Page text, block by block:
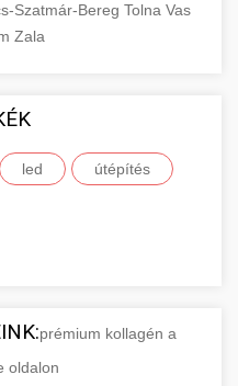
Szatmár-Bereg Tolna Vas
Zala
led útépítés
prémium kollagén a
oldalon